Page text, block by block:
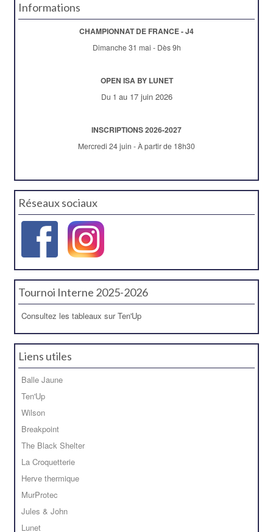
Informations
CHAMPIONNAT DE FRANCE - J4
Dimanche 31 mai - Dès 9h
OPEN ISA BY LUNET
Du 1 au 17 juin 2026
INSCRIPTIONS 2026-2027
Mercredi 24 juin - À partir de 18h30
Réseaux sociaux
Tournoi Interne 2025-2026
Consultez les tableaux sur Ten'Up
Liens utiles
Balle Jaune
Ten'Up
Wilson
Breakpoint
The Black Shelter
La Croquetterie
Herve thermique
MurProtec
Jules & John
Lunet